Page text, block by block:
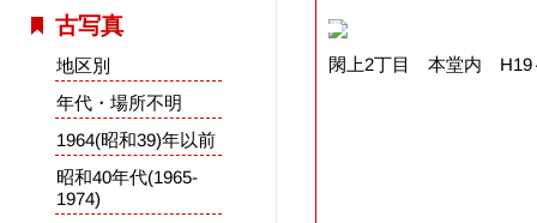
古写真
地区別
年代・場所不明
1964(昭和39)年以前
昭和40年代(1965-
1974)
閖上2丁目 本堂内 H19